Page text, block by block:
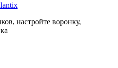
настройте воронку,